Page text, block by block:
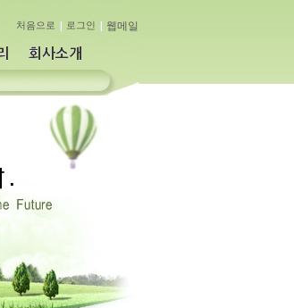
처음으로 로그인 웹메일